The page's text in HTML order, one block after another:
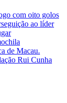
com oito golos
ao líder
de Macau.
Rui Cunha